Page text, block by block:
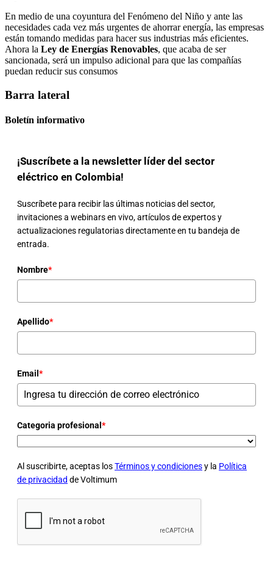
En medio de una coyuntura del Fenómeno del Niño y ante las
necesidades cada vez más urgentes de ahorrar energía, las empresas
están tomando medidas para hacer sus industrias más eficientes.
Ahora la Ley de Energías Renovables, que acaba de ser
sancionada, será un impulso adicional para que las compañías
puedan reducir sus consumos
Barra lateral
Boletín informativo
¡Suscríbete a la newsletter líder del sector
eléctrico en Colombia!
Suscríbete para recibir las últimas noticias del sector,
invitaciones a webinars en vivo, artículos de expertos y
actualizaciones regulatorias directamente en tu bandeja de
entrada.
Nombre*
Apellido*
Email *
Categoria profesional *
Al suscribirte, aceptas losTérminos y condicionesy la Política
de privacidad de Voltimum